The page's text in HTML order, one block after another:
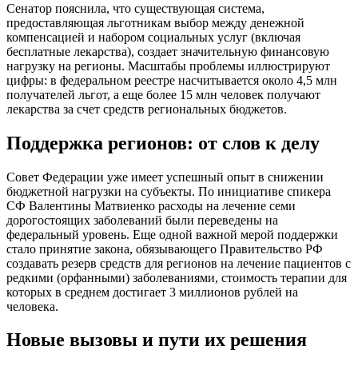
Сенатор пояснила, что существующая система,
предоставляющая льготникам выбор между денежной
компенсацией и набором социальных услуг (включая
бесплатные лекарства), создает значительную финансовую
нагрузку на регионы. Масштабы проблемы иллюстрируют
цифры: в федеральном реестре насчитывается около 4,5 млн
получателей льгот, а еще более 15 млн человек получают
лекарства за счет средств региональных бюджетов.
Поддержка регионов: от слов к делу
Совет Федерации уже имеет успешный опыт в снижении
бюджетной нагрузки на субъекты. По инициативе спикера
СФ Валентины Матвиенко расходы на лечение семи
дорогостоящих заболеваний были переведены на
федеральный уровень. Еще одной важной мерой поддержки
стало принятие закона, обязывающего Правительство РФ
создавать резерв средств для регионов на лечение пациентов с
редкими (орфанными) заболеваниями, стоимость терапии для
которых в среднем достигает 3 миллионов рублей на
человека.
Новые вызовы и пути их решения